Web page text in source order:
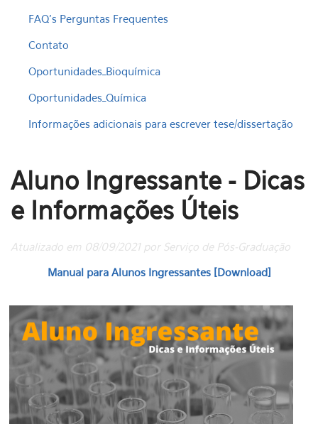
FAQ's Perguntas Frequentes
Contato
Oportunidades_Bioquímica
Oportunidades_Química
Informações adicionais para escrever tese/dissertação
Aluno Ingressante - Dicas
e Informações Úteis
Atualizado em 08/09/2021 por Serviço de Pós-Graduação
Manual para Alunos Ingressantes [Download]